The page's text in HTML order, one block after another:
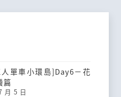
單車小環島]Day6－花
篇
月 5 日